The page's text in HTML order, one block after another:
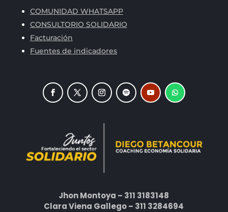
COMUNIDAD WHATSAPP
CONSULTORIO SOLIDARIO
Facturación
Fuentes de indicadores
Jhon Montoya – 311 3183148
Clara Viena Gallego – 311 3284694